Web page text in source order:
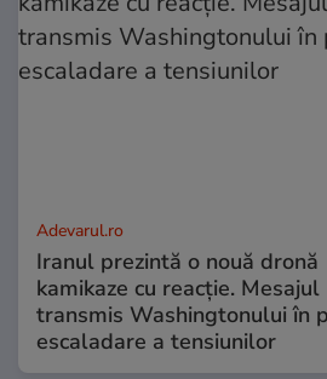
Adevarul.ro
Iranul prezintă o nouă dronă
kamikaze cu reacție. Mesajul
transmis Washingtonului în
escaladare a tensiunilor